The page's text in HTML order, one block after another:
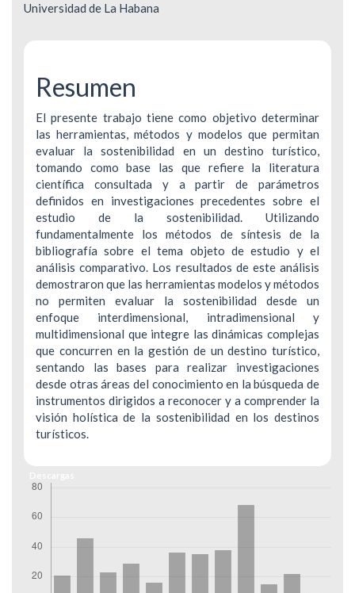
Universidad de La Habana
Resumen
El presente trabajo tiene como objetivo determinar
las herramientas, métodos y modelos que permitan
evaluar la sostenibilidad en un destino turístico,
tomando como base las que refiere la literatura
científica consultada y a partir de parámetros
definidos en investigaciones precedentes sobre el
estudio de la sostenibilidad. Utilizando
fundamentalmente los métodos de síntesis de la
bibliografía sobre el tema objeto de estudio y el
análisis comparativo. Los resultados de este análisis
demostraron que las herramientas modelos y métodos
no permiten evaluar la sostenibilidad desde un
enfoque interdimensional, intradimensional y
multidimensional que integre las dinámicas complejas
que concurren en la gestión de un destino turístico,
sentando las bases para realizar investigaciones
desde otras áreas del conocimiento en la búsqueda de
instrumentos dirigidos a reconocer y a comprender la
visión holística de la sostenibilidad en los destinos
turísticos.